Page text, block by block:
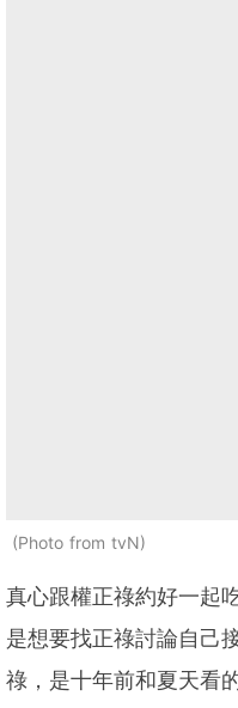
Photo from tvN
真心跟權正祿約好一起
是想要找正祿討論自己
祿，是十年前和夏天看